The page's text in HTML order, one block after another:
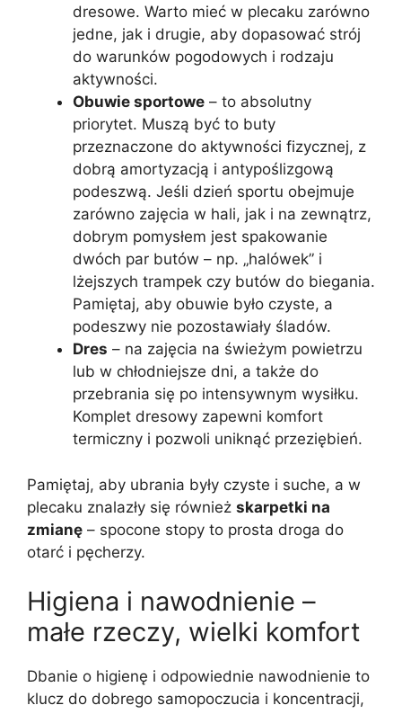
dresowe. Warto mieć w plecaku zarówno
jedne, jak i drugie, aby dopasować strój
do warunków pogodowych i rodzaju
aktywności.
Obuwie sportowe – to absolutny
priorytet. Muszą być to buty
przeznaczone do aktywności fizycznej, z
dobrą amortyzacją i antypoślizgową
podeszwą. Jeśli dzień sportu obejmuje
zarówno zajęcia w hali, jak i na zewnątrz,
dobrym pomysłem jest spakowanie
dwóch par butów – np. „halówek” i
lżejszych trampek czy butów do biegania.
Pamiętaj, aby obuwie było czyste, a
podeszwy nie pozostawiały śladów.
Dres – na zajęcia na świeżym powietrzu
lub w chłodniejsze dni, a także do
przebrania się po intensywnym wysiłku.
Komplet dresowy zapewni komfort
termiczny i pozwoli uniknąć przeziębień.
Pamiętaj, aby ubrania były czyste i suche, a w
plecaku znalazły się również skarpetki na
zmianę – spocone stopy to prosta droga do
otarć i pęcherzy.
Higiena i nawodnienie –
małe rzeczy, wielki komfort
Dbanie o higienę i odpowiednie nawodnienie to
klucz do dobrego samopoczucia i koncentracji,